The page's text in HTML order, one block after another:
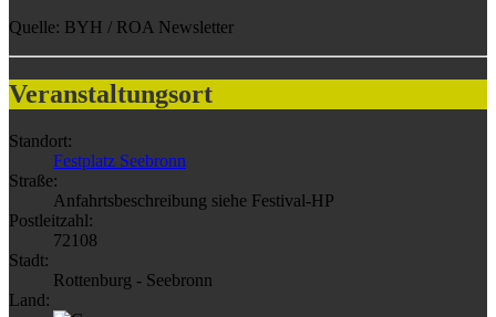
Quelle: BYH / ROA Newsletter
Veranstaltungsort
Standort:
Festplatz Seebronn
Straße:
Anfahrtsbeschreibung siehe Festival-HP
Postleitzahl:
72108
Stadt:
Rottenburg - Seebronn
Land: